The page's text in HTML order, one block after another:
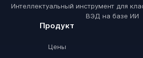
Интеллектуальный инструмент для
ВЭД на базе ИИ
Продукт
Цены